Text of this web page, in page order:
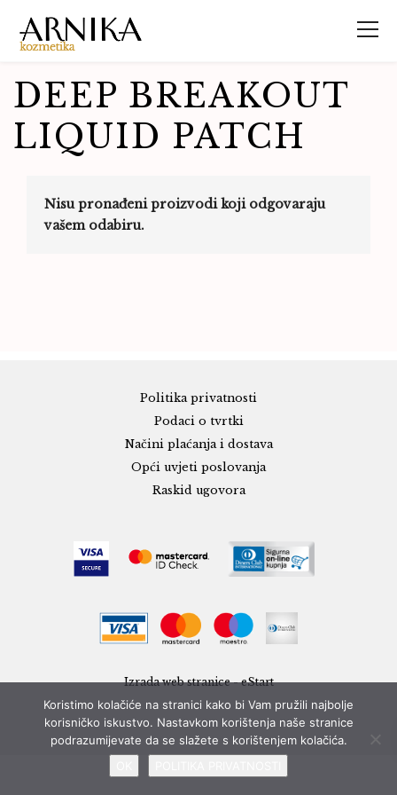
DEEP BREAKOUT
LIQUID PATCH
Nisu pronađeni proizvodi koji odgovaraju
vašem odabiru.
Politika privatnosti
Podaci o tvrtki
Načini plaćanja i dostava
Opći uvjeti poslovanja
Raskid ugovora
Izrada web stranice - eStart
Koristimo kolačiće na stranici kako bi Vam pružili najbolje
korisničko iskustvo. Nastavkom korištenja naše stranice
podrazumijevate da se slažete s korištenjem kolačića.